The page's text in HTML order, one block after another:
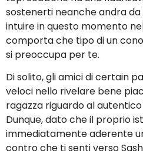
sostenerti neanche andra
intuire in questo momento
comporta che tipo di un
si preoccupa per te.
Di solito, gli amici di certain
veloci nello rivelare bene
ragazza riguardo al autentico
Dunque, dato che il proprio
immediatamente aderente
contro che ti senti verso